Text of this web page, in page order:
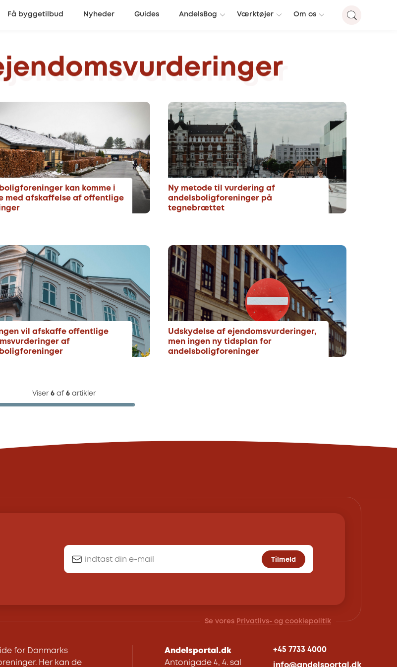
Få byggetilbud Nyheder Guides AndelsBog Værktøjer Om os
kan komme i
med afskaffelse af offentlige
Ny metode til vurdering af
andelsboligforeninger på
tegnebrættet
vil afskaffe offentlige
af
Udskydelse af ejendomsvurderinger,
men ingen ny tidsplan for
andelsboligforeninger
Viser 6 af 6 artikler
Tilmeld
Se vores Privatlivs- og cookiepolitik
for Danmarks
Her kan de
Andelsportal.dk
Antonigade 4, 4. sal
+45 7733 4000
info@andelsportal.dk